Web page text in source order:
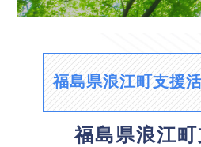
福島県浪江町支援
福島県浪江